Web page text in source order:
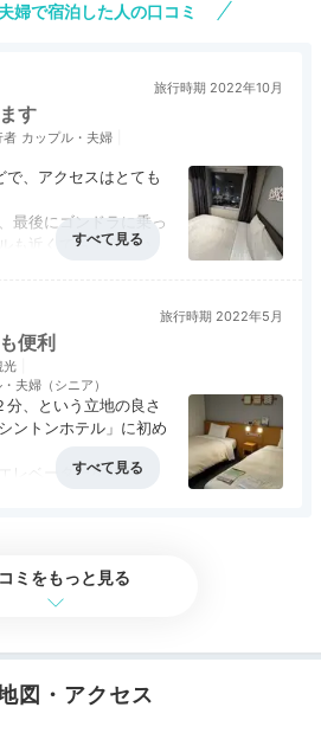
の女性専用フロアで、一人でも安心して
よう
散策
ング施設や飲食店も多く、買い
婦で宿泊した人の口コミ
旅行時期 2022年10月
す
者 カップル・夫婦
、アクセスはとても
最後にゴンドラに乗っ
も近くてちょうどいい
かったです。
いです。
旅行時期 2022年5月
便利
光
夫婦（シニア）
、という立地の良さ
ントンホテル」に初め
レベーターを利用して
ブルで、観光にも便利
ミをもっと見る
図・アクセス